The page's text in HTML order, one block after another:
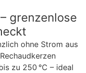
grenzenlose
ohne Strom aus
zu 250 °C – ideal